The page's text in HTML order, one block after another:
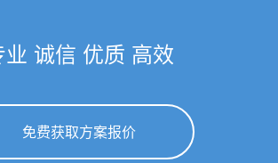
业 诚信 优质 高效
免费获取方案报价